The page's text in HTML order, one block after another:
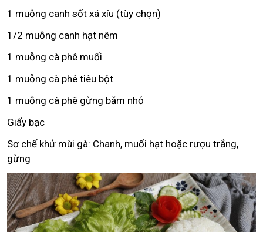
1 muỗng canh sốt xá xíu (tùy chọn)
1/2 muỗng canh hạt nêm
1 muỗng cà phê muối
1 muỗng cà phê tiêu bột
1 muỗng cà phê gừng băm nhỏ
Giấy bạc
Sơ chế khử mùi gà: Chanh, muối hạt hoặc rượu trắng,
gừng